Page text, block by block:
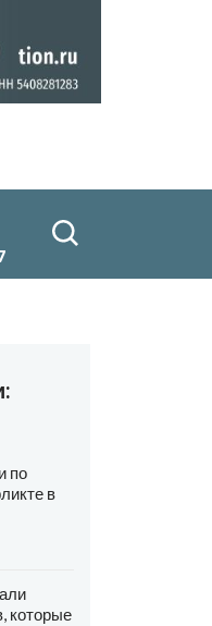
по
в
которые